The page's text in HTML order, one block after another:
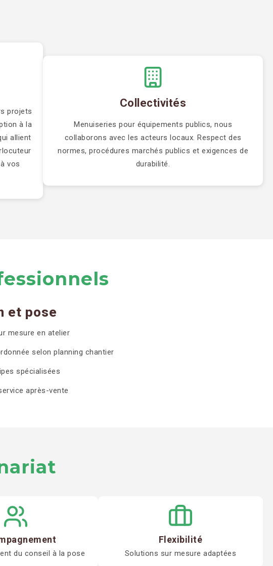
projets
à la
allient
vos
Collectivités
Menuiseries pour équipements publics, nous
collaborons avec les acteurs locaux. Respect des
normes, procédures marchés publics et exigences de
durabilité.
et pose
mesure en atelier
selon planning chantier
spécialisées
après-vente
du conseil à la pose
Flexibilité
Solutions sur mesure adaptées